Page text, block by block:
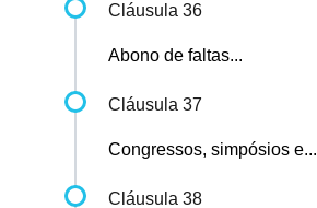
Cláusula 36
Abono de faltas...
Cláusula 37
Congressos, simpósios e...
Cláusula 38